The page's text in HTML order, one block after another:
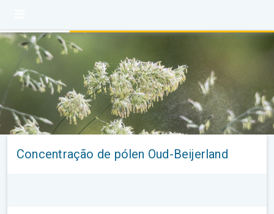
Concentração de pólen Oud-Beijerland